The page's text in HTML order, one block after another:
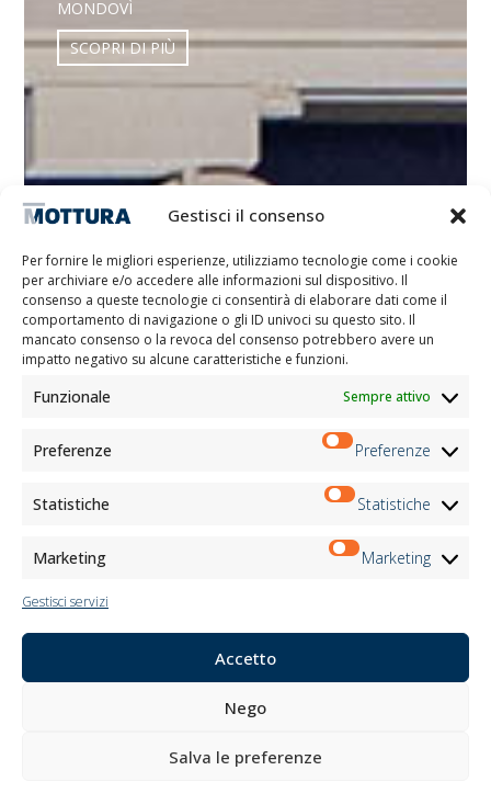
Gestisci il consenso
Per fornire le migliori esperienze, utilizziamo tecnologie come i cookie
per archiviare e/o accedere alle informazioni sul dispositivo. Il
consenso a queste tecnologie ci consentirà di elaborare dati come il
comportamento di navigazione o gli ID univoci su questo sito. Il
mancato consenso o la revoca del consenso potrebbero avere un
impatto negativo su alcune caratteristiche e funzioni.
Funzionale Sempre attivo
Preferenze Preferenze
Statistiche Statistiche
Marketing Marketing
Gestisci servizi
Accetto
Nego
Salva le preferenze
MONDOVÌ
SCOPRI DI PIÙ